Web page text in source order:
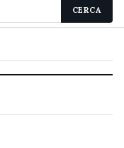
CERCA